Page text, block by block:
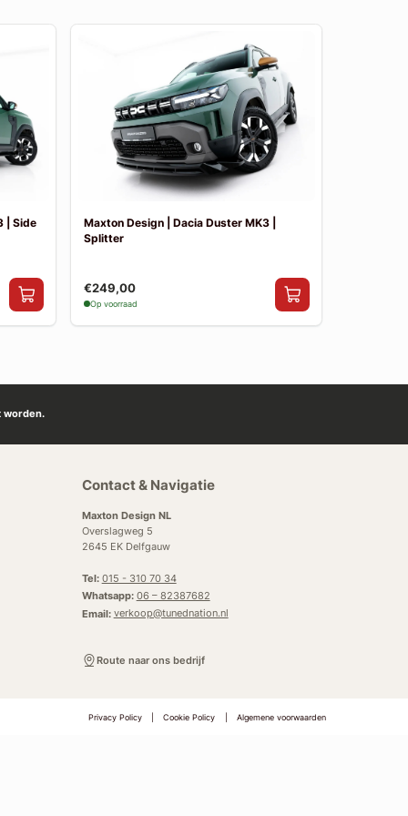
| Side
Maxton Design | Dacia Duster MK3 |
Splitter
€249,00
Op voorraad
worden.
Contact & Navigatie
Maxton Design NL
Overslagweg 5
2645 EK Delfgauw
Tel: 015 - 310 70 34
Whatsapp: 06 – 82387682
Email: verkoop@tunednation.nl
Route naar ons bedrijf
Privacy Policy Cookie Policy Algemene voorwaarden